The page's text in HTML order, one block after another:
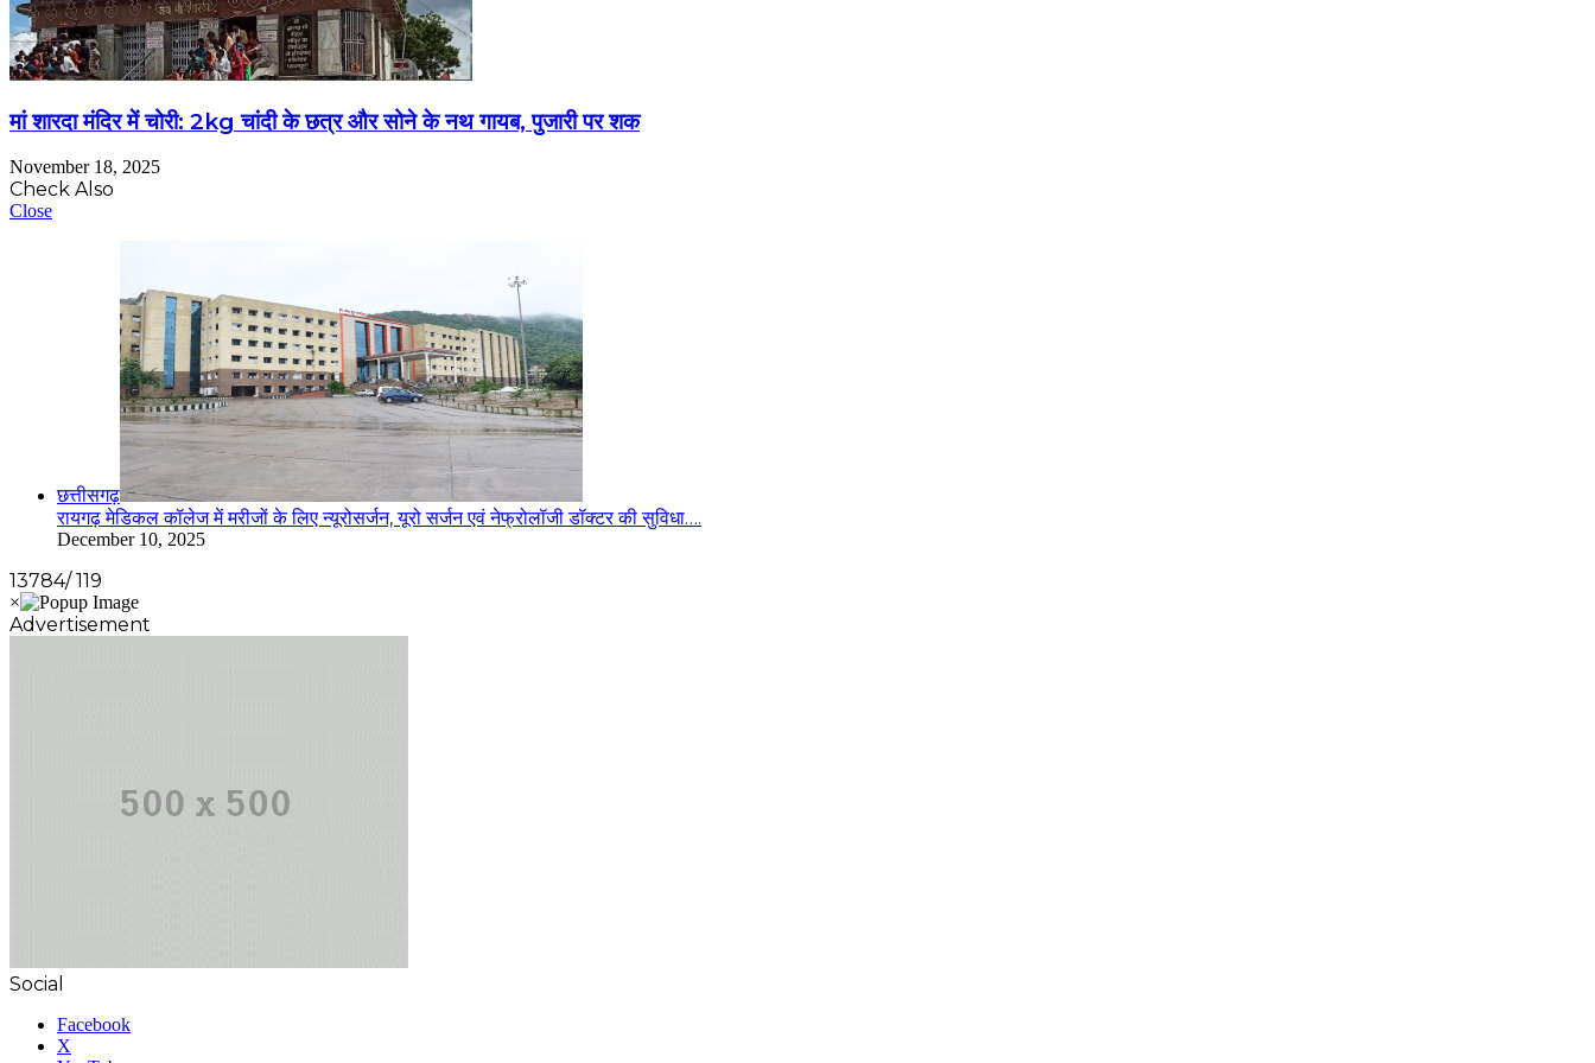
मां शारदा मंदिर में चोरी: 2kg चांदी के छत्र और सोने के नथ गायब, पुजारी पर शक
November 18, 2025
Check Also
Close
छत्तीसगढ़
रायगढ़ मेडिकल कॉलेज में मरीजों के लिए न्यूरोसर्जन, यूरो सर्जन एवं नेफ्रोलॉजी डॉक्टर की सुविधा….
December 10, 2025
13784/ 119
Advertisement
Social
Facebook
X